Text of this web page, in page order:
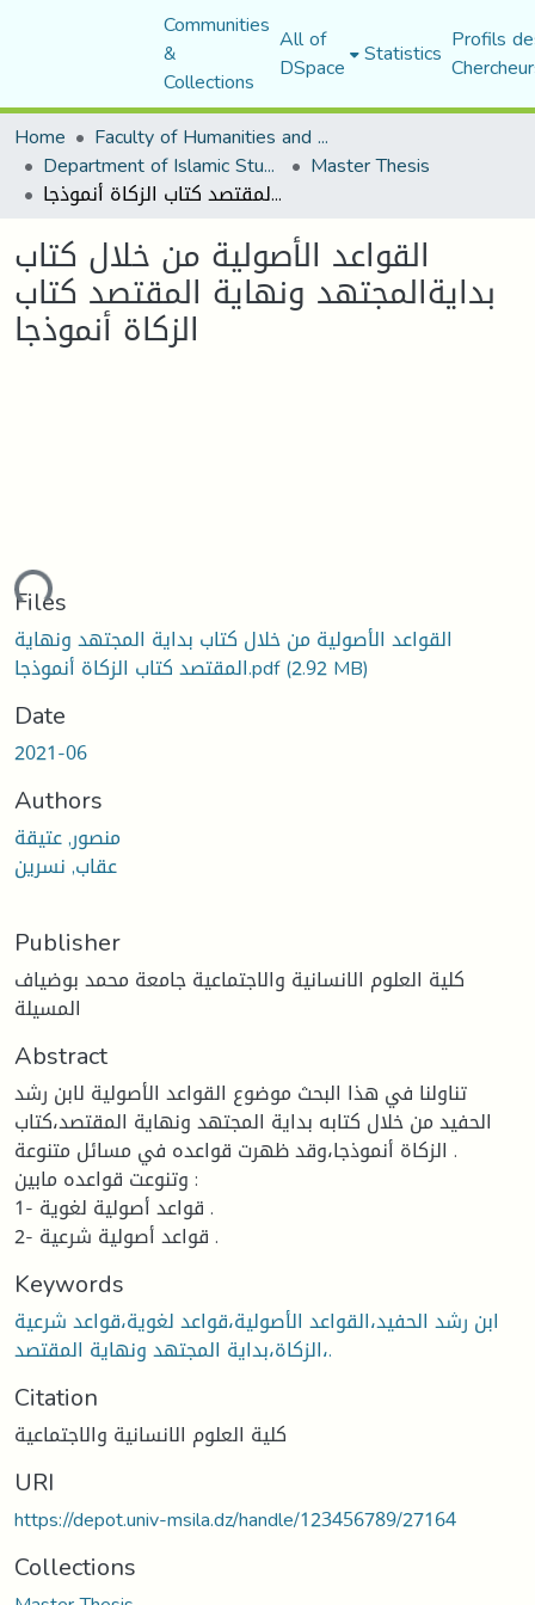
Communities
&
Collections
All of
DSpace Statistics Profils
Home
Faculty of Humanities and Social Sciences
Department of Islamic Studies Master Thesis
القواعد الأصولية من خلال كتاب بدايةالمجتهد ونهاية المقتصد كتاب الزكاة أنموذجا
القواعد الأصولية من خلال كتاب
بدايةالمجتهد ونهاية المقتصد كتاب
الزكاة أنموذجا
Files
القواعد الأصولية من خلال كتاب بداية المجتهد ونهاية
المقتصد كتاب الزكاة أنموذجا.pdf(2.92 MB)
Date
2021-06
Authors
منصور, عتيقة
عقاب, نسرين
Publisher
كلية العلوم الانسانية والاجتماعية جامعة محمد بوضياف
المسيلة
Abstract
تناولنا في هذا البحث موضوع القواعد الأصولية لابن رشد
الحفيد من خلال كتابه بداية المجتهد ونهاية المقتصد،كتاب
الزكاة أنموذجا،وقد ظهرت قواعده في مسائل متنوعة .
وتنوعت قواعده مابين :
1- قواعد أصولية لغوية .
2- قواعد أصولية شرعية .
Keywords
ابن رشد الحفيد،القواعد الأصولية،قواعد لغوية،قواعد شرعية
،الزكاة،بداية المجتهد ونهاية المقتصد.
Citation
كلية العلوم الانسانية والاجتماعية
URI
https://depot.univ-msila.dz/handle/123456789/27164
Collections